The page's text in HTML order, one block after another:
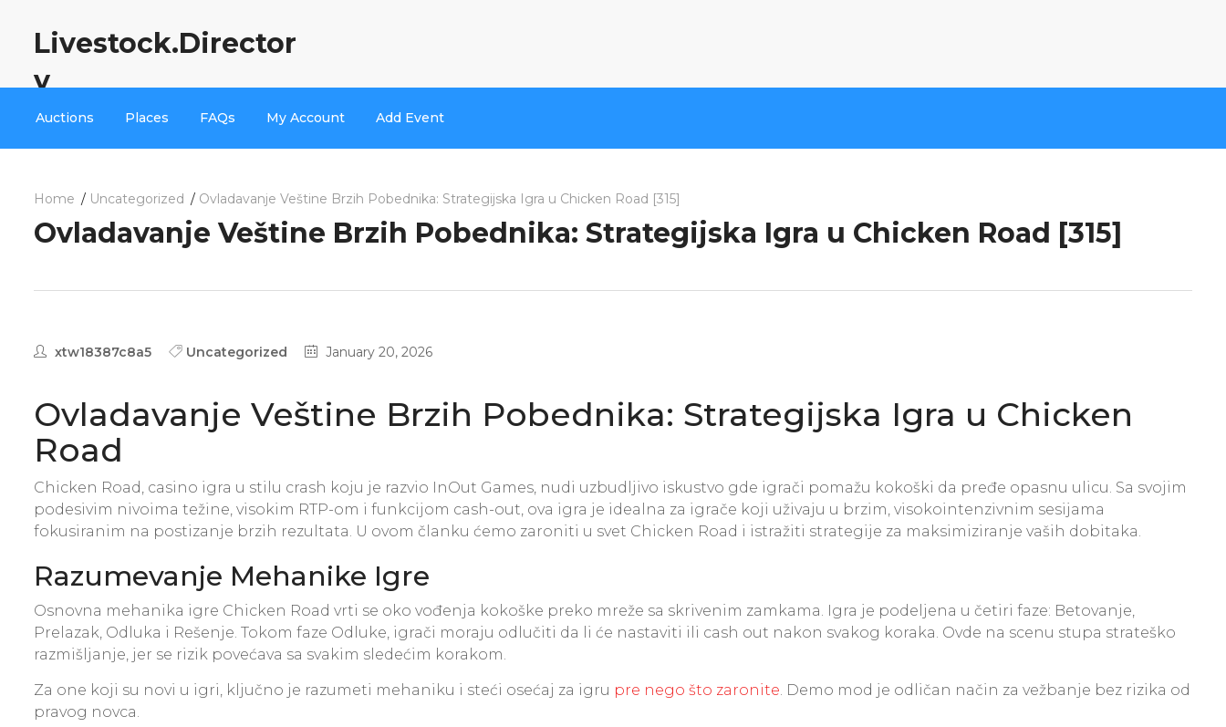
Livestock.Director
y
Auctions Places FAQs My Account Add Event
Home Uncategorized Ovladavanje Veštine Brzih Pobednika: Strategijska Igra u Chicken Road [315]
Ovladavanje Veštine Brzih Pobednika: Strategijska Igra u Chicken Road [315]
xtw18387c8a5 Uncategorized January 20, 2026
Ovladavanje Veštine Brzih Pobednika: Strategijska Igra u Chicken
Road
Chicken Road, casino igra u stilu crash koju je razvio InOut Games, nudi uzbudljivo iskustvo gde igrači pomažu kokoški da pređe opasnu ulicu. Sa svojim
podesivim nivoima težine, visokim RTP-om i funkcijom cash-out, ova igra je idealna za igrače koji uživaju u brzim, visokointenzivnim sesijama
fokusiranim na postizanje brzih rezultata. U ovom članku ćemo zaroniti u svet Chicken Road i istražiti strategije za maksimiziranje vaših dobitaka.
Razumevanje Mehanike Igre
Osnovna mehanika igre Chicken Road vrti se oko vođenja kokoške preko mreže sa skrivenim zamkama. Igra je podeljena u četiri faze: Betovanje,
Prelazak, Odluka i Rešenje. Tokom faze Odluke, igrači moraju odlučiti da li će nastaviti ili cash out nakon svakog koraka. Ovde na scenu stupa strateško
razmišljanje, jer se rizik povećava sa svakim sledećim korakom.
Za one koji su novi u igri, ključno je razumeti mehaniku i steći osećaj za igru pre nego što zaronite. Demo mod je odličan način za vežbanje bez rizika od
pravog novca.